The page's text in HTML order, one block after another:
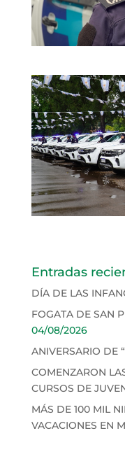
Entradas
DÍA DE LAS
FOGATA DE SAN
04/08/2026
ANIVERSARIO DE
COMENZARON
CURSOS DE
MÁS DE 100 MIL
VACACIONES EN